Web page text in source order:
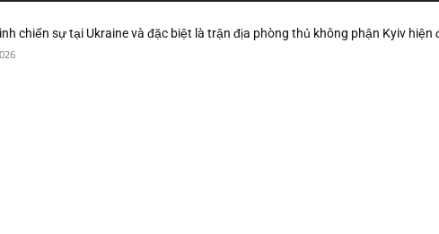
chiến sự tại Ukraine và đặc biệt là trận địa phòng thủ không phận Kyiv hiện